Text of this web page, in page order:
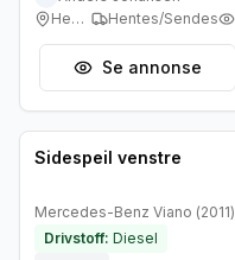
Heggedal
Hentes/Sendes
Se annonse
Brukt - god tilstand
Sidespeil venstre
Mercedes-Benz Viano (2011)
Drivstoff: Diesel